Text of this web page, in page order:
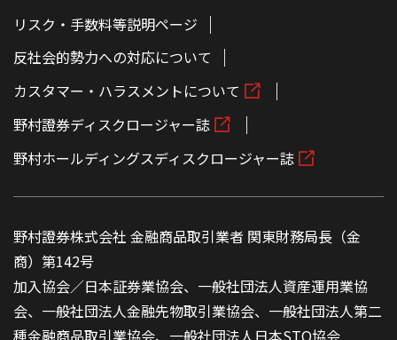
リスク・手数料等説明ページ
反社会的勢力への対応について
カスタマー・ハラスメントについて
野村證券ディスクロージャー誌
野村ホールディングスディスクロージャー誌
野村證券株式会社 金融商品取引業者 関東財務局長（金
商）第142号
加入協会／日本証券業協会、一般社団法人資産運用業協
会、一般社団法人金融先物取引業協会、一般社団法人第二